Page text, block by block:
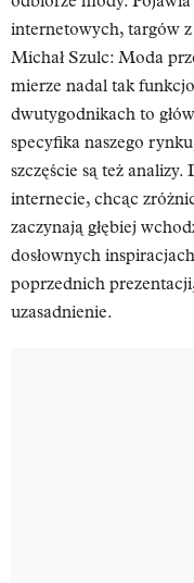
internetowych, targów
Michał Szulc: Moda
mierze nadal tak
dwutygodnikach to
specyfika naszego
szczęście są też
internecie, chcąc
zaczynają głębiej
dosłownych
poprzednich
uzasadnienie.